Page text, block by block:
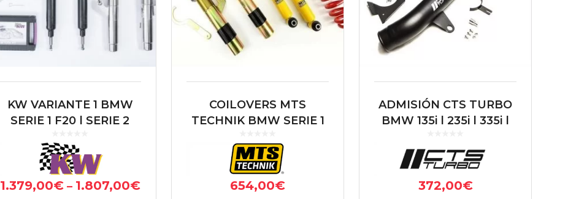
KW VARIANTE 1 BMW
SERIE 1 F20 | SERIE 2
F31 | SERIE 4 F32 COUPE
1.379,00€– 1.807,00€
COILOVERS MTS
TECHNIK BMW SERIE 1
SERIE 3 F30 F31 | SERIE
4 F32 COUPE
654,00€
ADMISIÓN CTS TURBO
BMW 135i | 235i | 335i |
372,00€